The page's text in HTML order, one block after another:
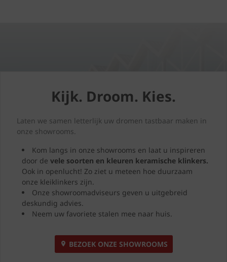
Kijk. Droom. Kies.
Laten we samen letterlijk uw dromen tastbaar maken in
onze showrooms.
Kom langs in onze showrooms en laat u inspireren
door de vele soorten en kleuren keramische klinkers.
Ook in openlucht! Zo ziet u meteen hoe duurzaam
onze kleiklinkers zijn.
Onze showroomadviseurs geven u uitgebreid
deskundig advies.
Neem uw favoriete stalen mee naar huis.
BEZOEK ONZE SHOWROOMS